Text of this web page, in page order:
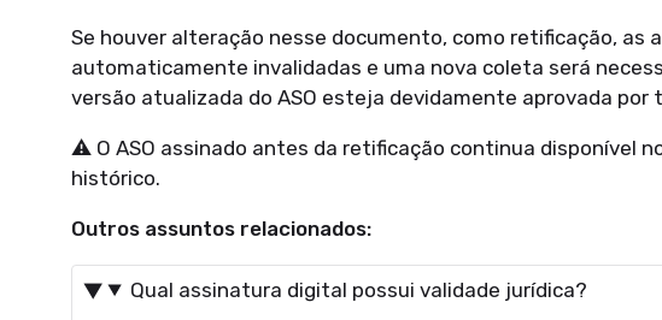
Se houver alteração nesse documento, como retificação, as
automaticamente invalidadas e uma nova coleta será
versão atualizada do ASO esteja devidamente aprovada por
⚠️ O ASO assinado antes da retificação continua disponível
histórico.
Outros assuntos relacionados:
Qual assinatura digital possui validade jurídica?